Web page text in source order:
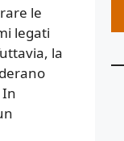
le
legati
la